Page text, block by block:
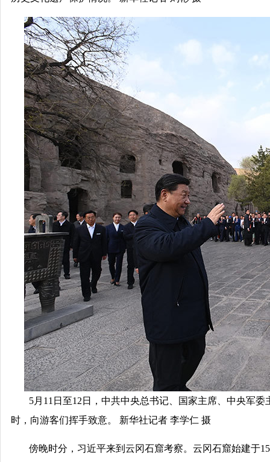
5月11日至12日，中共中央总书记、国家主席、中央军
时，向游客们挥手致意。 新华社记者 李学仁 摄
傍晚时分，习近平来到云冈石窟考察。云冈石窟始建于